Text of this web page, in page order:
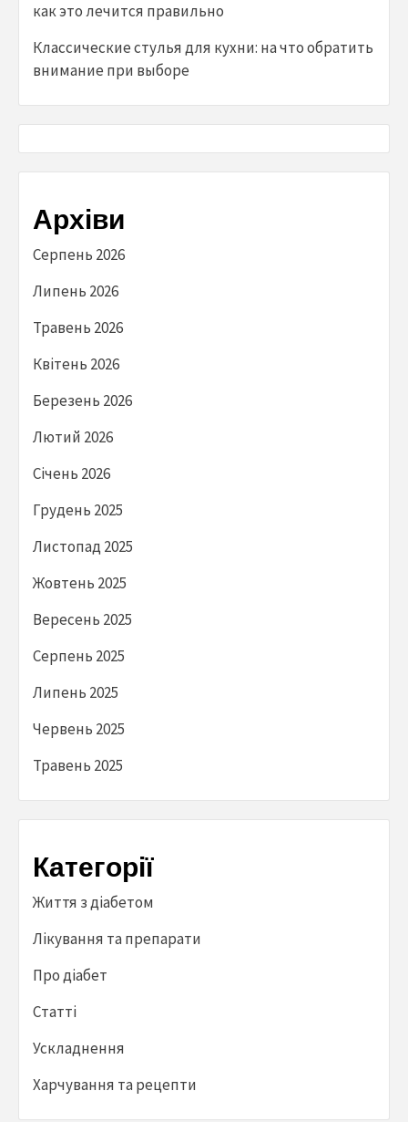
как это лечится правильно
Классические стулья для кухни: на что обратить
внимание при выборе
Архіви
Серпень 2026
Липень 2026
Травень 2026
Квітень 2026
Березень 2026
Лютий 2026
Січень 2026
Грудень 2025
Листопад 2025
Жовтень 2025
Вересень 2025
Серпень 2025
Липень 2025
Червень 2025
Травень 2025
Категорії
Життя з діабетом
Лікування та препарати
Про діабет
Статті
Ускладнення
Харчування та рецепти